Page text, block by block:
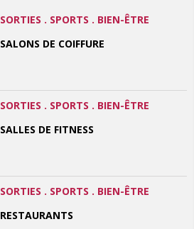
SORTIES . SPORTS . BIEN-ÊTRE
SALONS DE COIFFURE
SORTIES . SPORTS . BIEN-ÊTRE
SALLES DE FITNESS
SORTIES . SPORTS . BIEN-ÊTRE
RESTAURANTS